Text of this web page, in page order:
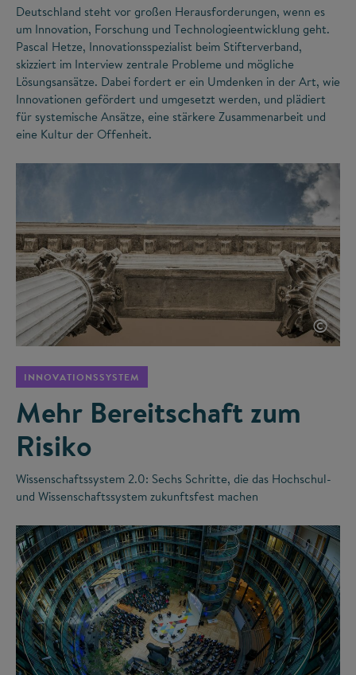
Deutschland steht vor großen Herausforderungen, wenn es
um Innovation, Forschung und Technologieentwicklung geht.
Pascal Hetze, Innovationsspezialist beim Stifterverband,
skizziert im Interview zentrale Probleme und mögliche
Lösungsansätze. Dabei fordert er ein Umdenken in der Art, wie
Innovationen gefördert und umgesetzt werden, und plädiert
für systemische Ansätze, eine stärkere Zusammenarbeit und
eine Kultur der Offenheit.
©
INNOVATIONSSYSTEM
Mehr Bereitschaft zum
Risiko
Wissenschaftssystem 2.0: Sechs Schritte, die das Hochschul-
und Wissenschaftssystem zukunftsfest machen